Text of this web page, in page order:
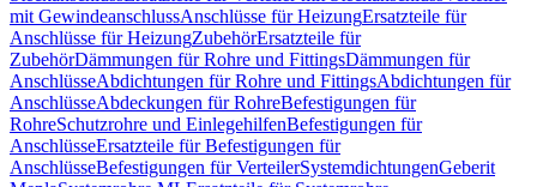
mit GewindeanschlussAnschlüsse für HeizungErsatzteile für
Anschlüsse für HeizungZubehörErsatzteile für
ZubehörDämmungen für Rohre und FittingsDämmungen für
AnschlüsseAbdichtungen für Rohre und FittingsAbdichtungen für
AnschlüsseAbdeckungen für RohreBefestigungen für
RohreSchutzrohre und EinlegehilfenBefestigungen für
AnschlüsseErsatzteile für Befestigungen für
AnschlüsseBefestigungen für VerteilerSystemdichtungenGeberit